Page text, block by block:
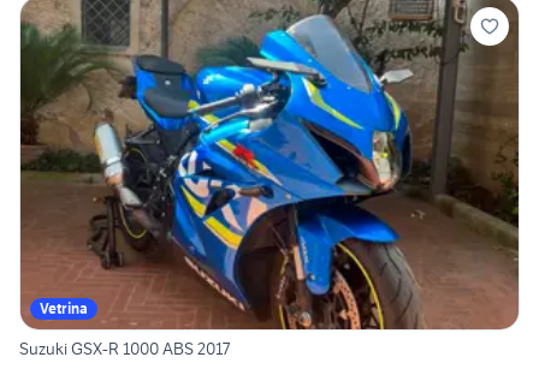
Vetrina
Suzuki GSX-R 1000 ABS 2017